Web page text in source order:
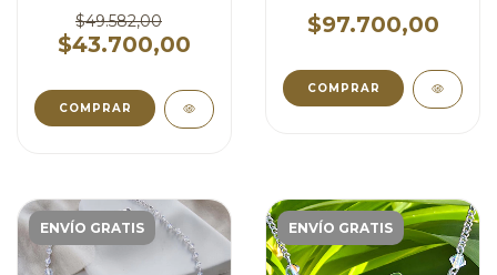
cod3021
$49.582,00
$43.700,00
COMPRAR
cod4804
$97.700,00
COMPRAR
ENVÍO GRATIS ENVÍO GRATIS